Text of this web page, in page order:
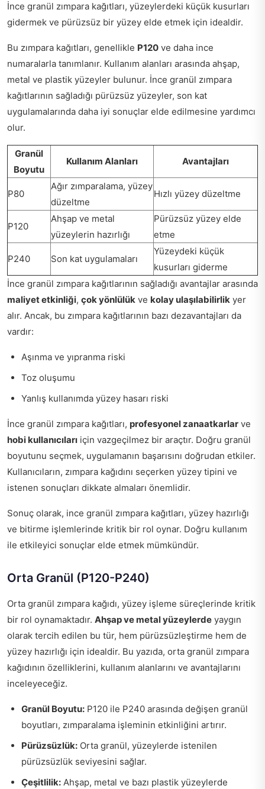
İnce granül zımpara kağıtları, yüzeylerdeki küçük kusurları
gidermek ve pürüzsüz bir yüzey elde etmek için idealdir.
Bu zımpara kağıtları, genellikle P120 ve daha ince
numaralarla tanımlanır. Kullanım alanları arasında ahşap,
metal ve plastik yüzeyler bulunur. İnce granül zımpara
kağıtlarının sağladığı pürüzsüz yüzeyler, son kat
uygulamalarında daha iyi sonuçlar elde edilmesine yardımcı
olur.
Granül
Boyutu
Kullanım Alanları Avantajları
P80
Ağır zımparalama, yüzey
düzeltme
Hızlı yüzey düzeltme
P120
Ahşap ve metal
yüzeylerin hazırlığı
Pürüzsüz yüzey elde
etme
P240 Son kat uygulamaları
Yüzeydeki küçük
kusurları giderme
İnce granül zımpara kağıtlarının sağladığı avantajlar arasında
maliyet etkinliği, çok yönlülük ve kolay ulaşılabilirlik yer
alır. Ancak, bu zımpara kağıtlarının bazı dezavantajları da
vardır:
Aşınma ve yıpranma riski
Toz oluşumu
Yanlış kullanımda yüzey hasarı riski
İnce granül zımpara kağıtları, profesyonel zanaatkarlar ve
hobi kullanıcıları için vazgeçilmez bir araçtır. Doğru granül
boyutunu seçmek, uygulamanın başarısını doğrudan etkiler.
Kullanıcıların, zımpara kağıdını seçerken yüzey tipini ve
istenen sonuçları dikkate almaları önemlidir.
Sonuç olarak, ince granül zımpara kağıtları, yüzey hazırlığı
ve bitirme işlemlerinde kritik bir rol oynar. Doğru kullanım
ile etkileyici sonuçlar elde etmek mümkündür.
Orta Granül (P120-P240)
Orta granül zımpara kağıdı, yüzey işleme süreçlerinde kritik
bir rol oynamaktadır. Ahşap ve metal yüzeylerde yaygın
olarak tercih edilen bu tür, hem pürüzsüzleştirme hem de
yüzey hazırlığı için idealdir. Bu yazıda, orta granül zımpara
kağıdının özelliklerini, kullanım alanlarını ve avantajlarını
inceleyeceğiz.
Granül Boyutu: P120 ile P240 arasında değişen granül
boyutları, zımparalama işleminin etkinliğini artırır.
Pürüzsüzlük: Orta granül, yüzeylerde istenilen
pürüzsüzlük seviyesini sağlar.
Çeşitlilik: Ahşap, metal ve bazı plastik yüzeylerde